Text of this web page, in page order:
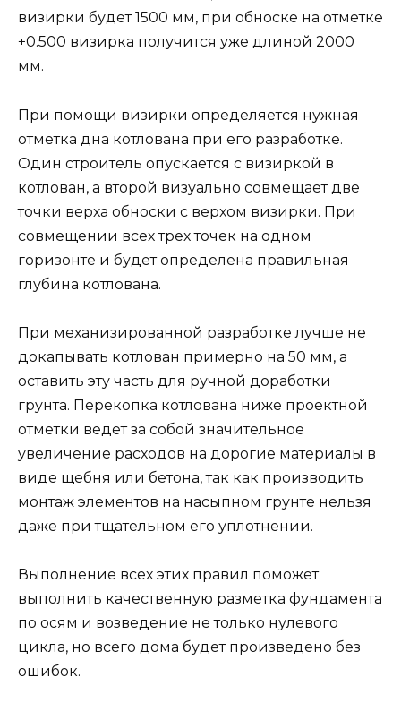
визирки будет 1500 мм, при обноске на отметке
+0.500 визирка получится уже длиной 2000
мм.
При помощи визирки определяется нужная
отметка дна котлована при его разработке.
Один строитель опускается с визиркой в
котлован, а второй визуально совмещает две
точки верха обноски с верхом визирки. При
совмещении всех трех точек на одном
горизонте и будет определена правильная
глубина котлована.
При механизированной разработке лучше не
докапывать котлован примерно на 50 мм, а
оставить эту часть для ручной доработки
грунта. Перекопка котлована ниже проектной
отметки ведет за собой значительное
увеличение расходов на дорогие материалы в
виде щебня или бетона, так как производить
монтаж элементов на насыпном грунте нельзя
даже при тщательном его уплотнении.
Выполнение всех этих правил поможет
выполнить качественную разметка фундамента
по осям и возведение не только нулевого
цикла, но всего дома будет произведено без
ошибок.